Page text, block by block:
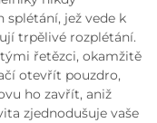
splétání, jež vede k
trpělivé rozplétání.
řetězci, okamžitě
otevřít pouzdro,
ho zavřít, aniž
zjednodušuje vaše